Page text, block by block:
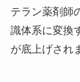
テラン薬剤師
識体系に変換
が底上げされ